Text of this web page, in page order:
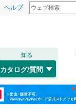
ヘルプ
知る
カタログ/質問
福島 大宮区(55)
桜区(36)
高崎線(0)
武蔵野線(0)